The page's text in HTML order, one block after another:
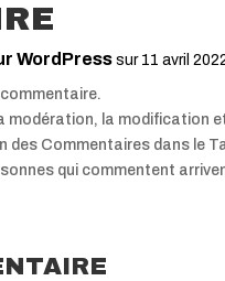
WordPress sur 11 avril
modération, la modification
des Commentaires dans le
qui commentent